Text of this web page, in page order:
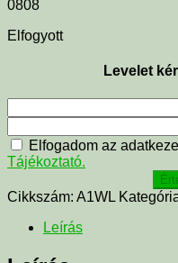
0808
Elfogyott
Levelet
Elfogadom az
Tájékoztató.
Cikkszám: A1WL
Leírás